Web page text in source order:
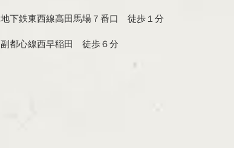
地下鉄東西線高田馬場７番口 徒歩１分
副都心線西早稲田 徒歩６分